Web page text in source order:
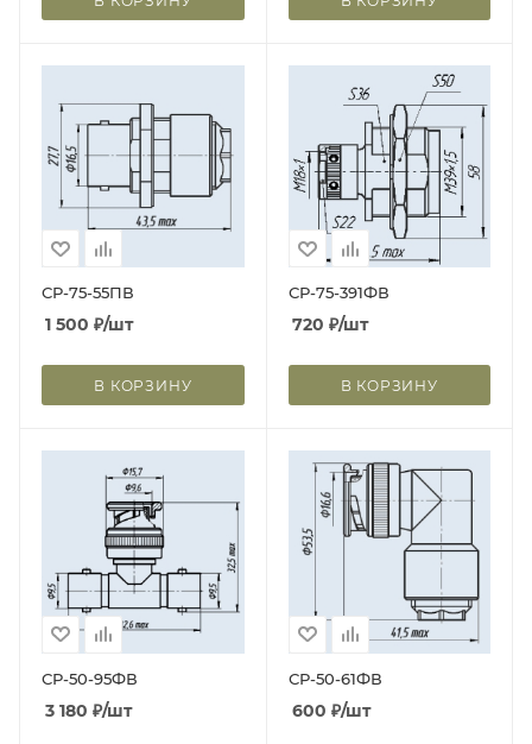
СР-75-55ПВ
1 500 ₽/шт
В КОРЗИНУ
СР-75-391ФВ
720 ₽/шт
В КОРЗИНУ
СР-50-95ФВ
3 180 ₽/шт
СР-50-61ФВ
600 ₽/шт